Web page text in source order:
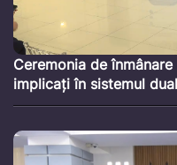
Ceremonia de
implicați în sistemul dual